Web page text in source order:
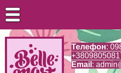
Телефон:
Email :